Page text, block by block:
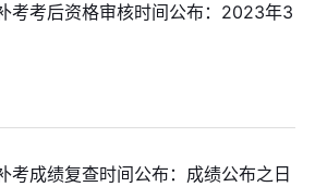
考考后资格审核时间公布：2023年3
考成绩复查时间公布：成绩公布之日